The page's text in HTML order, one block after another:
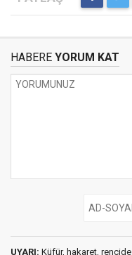
HABERE YORUM KAT
UYARI: Küfür, hakaret,